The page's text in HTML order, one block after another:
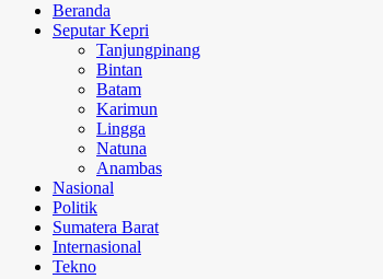
Beranda
Seputar Kepri
Tanjungpinang
Bintan
Batam
Karimun
Lingga
Natuna
Anambas
Nasional
Politik
Sumatera Barat
Internasional
Tekno